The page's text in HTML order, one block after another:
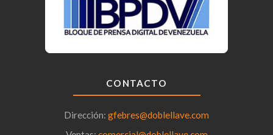
CONTACTO
Dirección: gfebres@doblellave.com